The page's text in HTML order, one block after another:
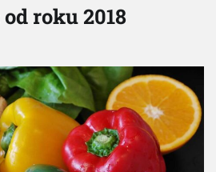
roku 2018